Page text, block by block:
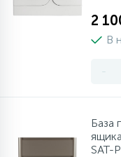
2
В
-
База
SAT-P